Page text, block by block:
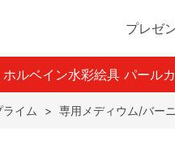
プレゼ
ルベイン水彩絵具 パー
ライム > 専用メディウム/バー